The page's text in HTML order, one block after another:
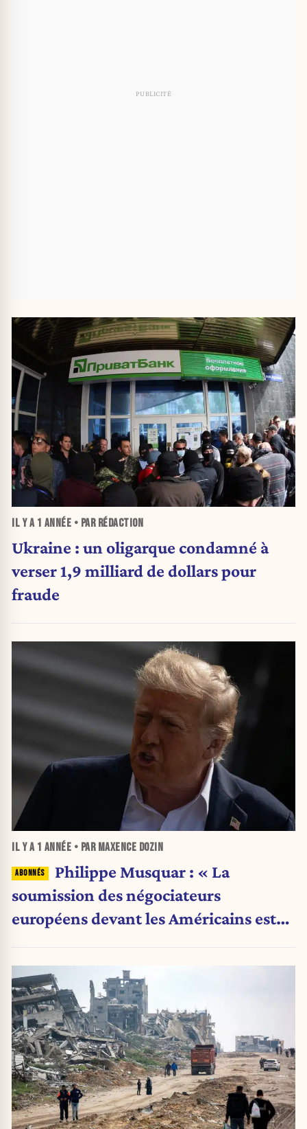
IL Y A 1 ANNÉE • PAR RÉDACTION
Ukraine : un oligarque condamné à
verser 1,9 milliard de dollars pour
fraude
IL Y A 1 ANNÉE • PAR MAXENCE DOZIN
Philippe Musquar : « La
soumission des négociateurs
européens devant les Américains est
crédulité »